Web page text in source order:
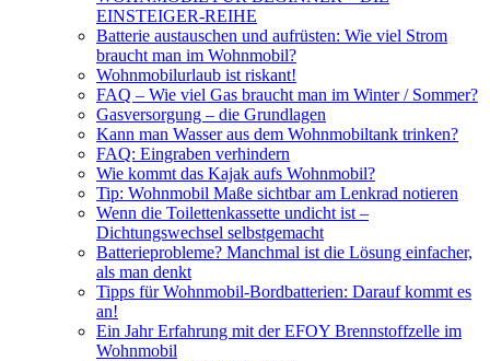
EINSTEIGER-REIHE
Batterie austauschen und aufrüsten: Wie viel Strom
braucht man im Wohnmobil?
Wohnmobilurlaub ist riskant!
FAQ – Wie viel Gas braucht man im Winter / Sommer?
Gasversorgung – die Grundlagen
Kann man Wasser aus dem Wohnmobiltank trinken?
FAQ: Eingraben verhindern
Wie kommt das Kajak aufs Wohnmobil?
Tip: Wohnmobil Maße sichtbar am Lenkrad notieren
Wenn die Toilettenkassette undicht ist –
Dichtungswechsel selbstgemacht
Batterieprobleme? Manchmal ist die Lösung einfacher,
als man denkt
Tipps für Wohnmobil-Bordbatterien: Darauf kommt es
an!
Ein Jahr Erfahrung mit der EFOY Brennstoffzelle im
Wohnmobil